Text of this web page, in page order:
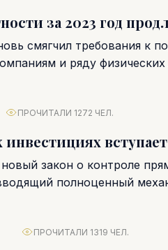
за 2023 год
смягчил требования к
и ряду
ПРОЧИТАЛИ 1272 ЧЕЛ.
закон о контроле
полноценный
ПРОЧИТАЛИ 1319 ЧЕЛ.